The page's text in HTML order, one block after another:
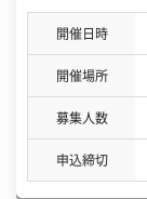
開催日時
開催場所
募集人数
申込締切